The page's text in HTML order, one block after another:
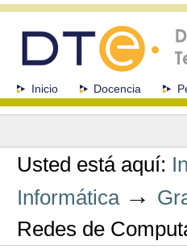
navegación
SeccionesInicio Docencia
Herramientas
Usted está aquí:
Informática →
Redes de